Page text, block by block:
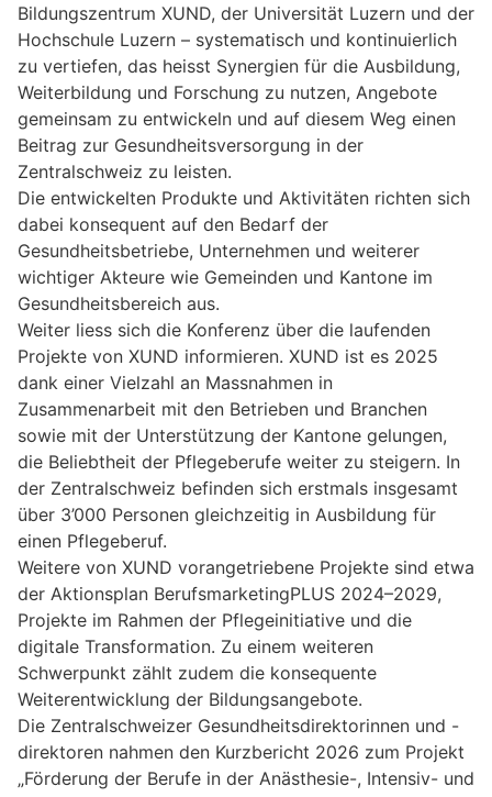
Bildungszentrum XUND, der Universität Luzern und der
Hochschule Luzern – systematisch und kontinuierlich
zu vertiefen, das heisst Synergien für die Ausbildung,
Weiterbildung und Forschung zu nutzen, Angebote
gemeinsam zu entwickeln und auf diesem Weg einen
Beitrag zur Gesundheitsversorgung in der
Zentralschweiz zu leisten.
Die entwickelten Produkte und Aktivitäten richten sich
dabei konsequent auf den Bedarf der
Gesundheitsbetriebe, Unternehmen und weiterer
wichtiger Akteure wie Gemeinden und Kantone im
Gesundheitsbereich aus.
Weiter liess sich die Konferenz über die laufenden
Projekte von XUND informieren. XUND ist es 2025
dank einer Vielzahl an Massnahmen in
Zusammenarbeit mit den Betrieben und Branchen
sowie mit der Unterstützung der Kantone gelungen,
die Beliebtheit der Pflegeberufe weiter zu steigern. In
der Zentralschweiz befinden sich erstmals insgesamt
über 3’000 Personen gleichzeitig in Ausbildung für
einen Pflegeberuf.
Weitere von XUND vorangetriebene Projekte sind etwa
der Aktionsplan BerufsmarketingPLUS 2024–2029,
Projekte im Rahmen der Pflegeinitiative und die
digitale Transformation. Zu einem weiteren
Schwerpunkt zählt zudem die konsequente
Weiterentwicklung der Bildungsangebote.
Die Zentralschweizer Gesundheitsdirektorinnen und -
direktoren nahmen den Kurzbericht 2026 zum Projekt
„Förderung der Berufe in der Anästhesie-, Intensiv- und